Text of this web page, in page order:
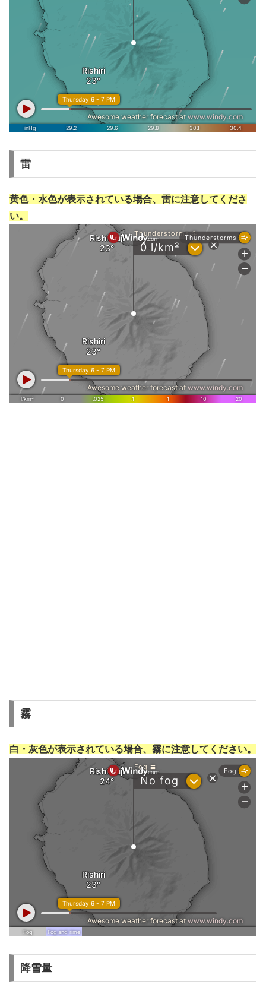
雷
黄色・水色が表示されている場合、雷に注意してくださ
い。
霧
白・灰色が表示されている場合、霧に注意してください。
降雪量